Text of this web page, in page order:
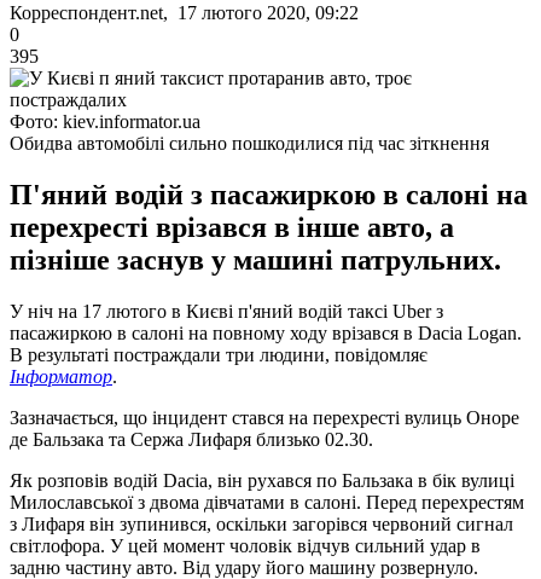
Корреспондент.net, 17 лютого 2020, 09:22
0
395
Фото: kiev.informator.ua
Обидва автомобілі сильно пошкодилися під час зіткнення
П'яний водій з пасажиркою в салоні на
перехресті врізався в інше авто, а
пізніше заснув у машині патрульних.
У ніч на 17 лютого в Києві п'яний водій таксі Uber з
пасажиркою в салоні на повному ходу врізався в Dacia Logan.
В результаті постраждали три людини, повідомляє
Інформатор.
Зазначається, що інцидент стався на перехресті вулиць Оноре
де Бальзака та Сержа Лифаря близько 02.30.
Як розповів водій Dacia, він рухався по Бальзака в бік вулиці
Милославської з двома дівчатами в салоні. Перед перехрестям
з Лифаря він зупинився, оскільки загорівся червоний сигнал
світлофора. У цей момент чоловік відчув сильний удар в
задню частину авто. Від удару його машину розвернуло.